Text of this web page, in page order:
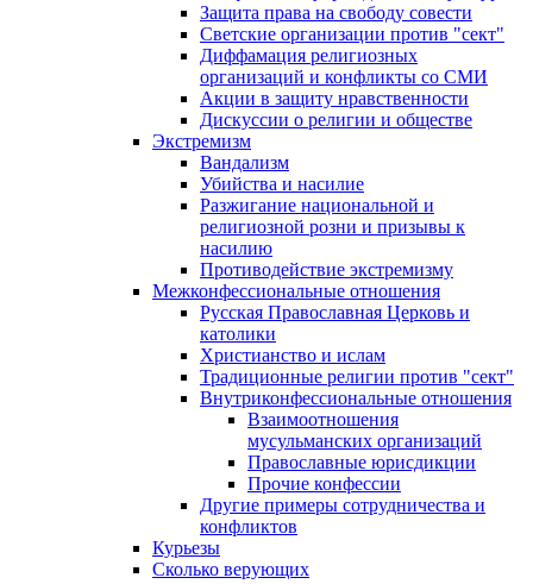
Защита права на свободу совести
Светские организации против "сект"
Диффамация религиозных
организаций и конфликты со СМИ
Акции в защиту нравственности
Дискуссии о религии и обществе
Экстремизм
Вандализм
Убийства и насилие
Разжигание национальной и
религиозной розни и призывы к
насилию
Противодействие экстремизму
Межконфессиональные отношения
Русская Православная Церковь и
католики
Христианство и ислам
Традиционные религии против "сект"
Внутриконфессиональные отношения
Взаимоотношения
мусульманских организаций
Православные юрисдикции
Прочие конфессии
Другие примеры сотрудничества и
конфликтов
Курьезы
Сколько верующих